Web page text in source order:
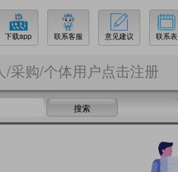
下载app 联系客服 意见建议 联系表
/采购/个体用户点击注册
搜索